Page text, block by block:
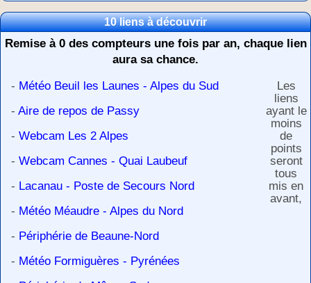
10 liens à découvrir
Remise à 0 des compteurs une fois par an, chaque lien
aura sa chance.
- Météo Beuil les Launes - Alpes du Sud
- Aire de repos de Passy
- Webcam Les 2 Alpes
- Webcam Cannes - Quai Laubeuf
- Lacanau - Poste de Secours Nord
- Météo Méaudre - Alpes du Nord
- Périphérie de Beaune-Nord
- Météo Formiguères - Pyrénées
Les
liens
ayant le
moins
de
points
seront
tous
mis en
avant,